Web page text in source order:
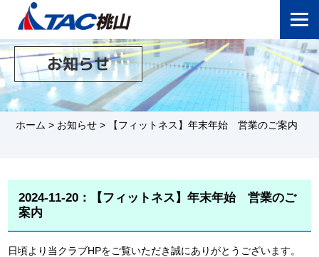
お知らせ
ホーム > お知らせ > 【フィットネス】年末年始 営業のご案内
2024-11-20：【フィットネス】年末年始 営業のご
案内
日頃より当クラブHPをご覧いただき誠にありがとうございます。